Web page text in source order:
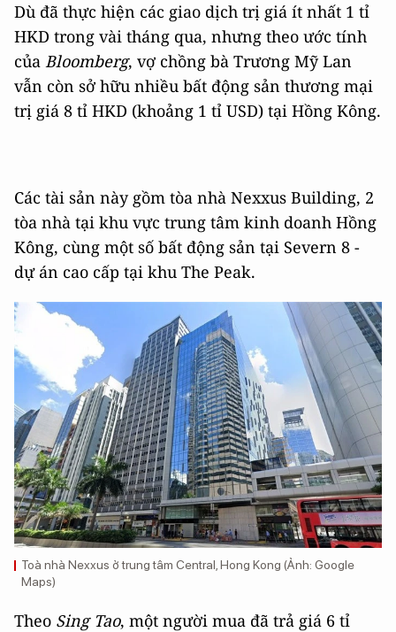
Dù đã thực hiện các giao dịch trị giá ít nhất 1 tỉ
HKD trong vài tháng qua, nhưng theo ước tính
của Bloomberg, vợ chồng bà Trương Mỹ Lan
vẫn còn sở hữu nhiều bất động sản thương mại
trị giá 8 tỉ HKD (khoảng 1 tỉ USD) tại Hồng Kông.
Các tài sản này gồm tòa nhà Nexxus Building, 2
tòa nhà tại khu vực trung tâm kinh doanh Hồng
Kông, cùng một số bất động sản tại Severn 8 -
dự án cao cấp tại khu The Peak.
Toà nhà Nexxus ở trung tâm Central, Hong Kong (Ảnh: Google
Maps)
Theo Sing Tao, một người mua đã trả giá 6 tỉ